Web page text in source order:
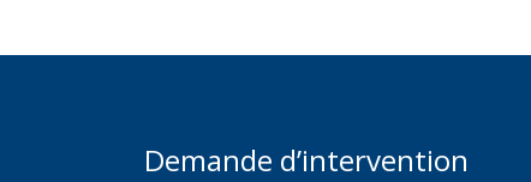
Demande d’intervention